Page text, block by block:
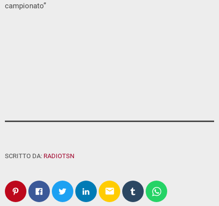
campionato”
SCRITTO DA: RADIOTSN
email